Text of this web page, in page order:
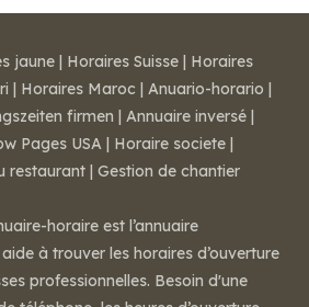
jaune | Horaires Suisse | Horaires
| Horaires Maroc | Anuario-horario |
firmen | Annuaire inversé |
Pages USA | Horaire societe |
restaurant | Gestion de chantier
horaire est l’annuaire
à trouver les horaires d’ouverture
professionnelles. Besoin d'une